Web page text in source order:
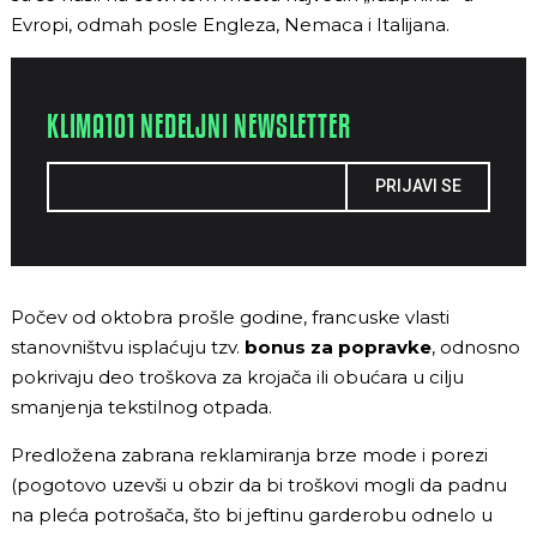
Evropi, odmah posle Engleza, Nemaca i Italijana.
KLIMA101 NEDELJNI NEWSLETTER
PRIJAVI SE
Počev od oktobra prošle godine, francuske vlasti
stanovništvu isplaćuju tzv. bonus za popravke, odnosno
pokrivaju deo troškova za krojača ili obućara u cilju
smanjenja tekstilnog otpada.
Predložena zabrana reklamiranja brze mode i porezi
(pogotovo uzevši u obzir da bi troškovi mogli da padnu
na pleća potrošača, što bi jeftinu garderobu odnelo u